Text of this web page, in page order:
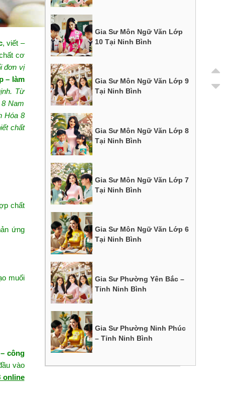
, viết –
cơ
đơn vị
– làm
Từ
Nam
Hóa 8
chất
chất
ứng
muối
công
vào
online
Gia Sư Môn Ngữ Văn Lớp
10 Tại Ninh Bình
Gia Sư Môn Ngữ Văn Lớp 9
Tại Ninh Bình
Gia Sư Môn Ngữ Văn Lớp 8
Tại Ninh Bình
Gia Sư Môn Ngữ Văn Lớp 7
Tại Ninh Bình
Gia Sư Môn Ngữ Văn Lớp 6
Tại Ninh Bình
Gia Sư Phường Yên Bắc –
Tỉnh Ninh Bình
Gia Sư Phường Ninh Phúc
– Tỉnh Ninh Bình